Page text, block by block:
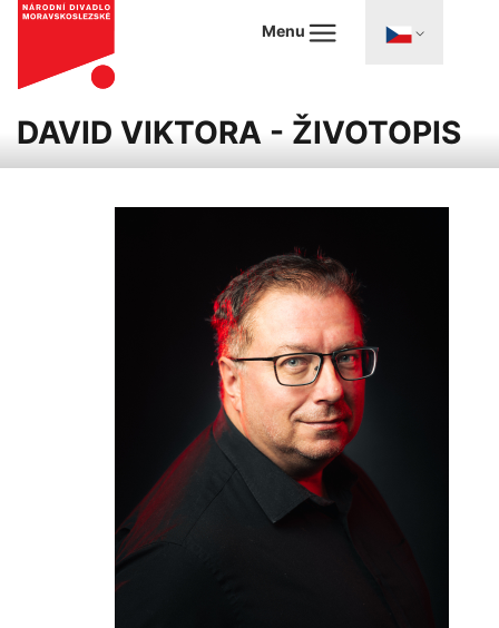
Menu
DAVID VIKTORA - ŽIVOTOPIS